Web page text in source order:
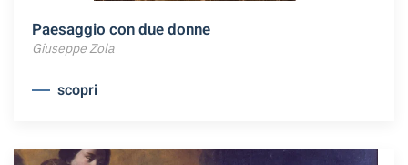
Paesaggio con due donne
Giuseppe Zola
scopri